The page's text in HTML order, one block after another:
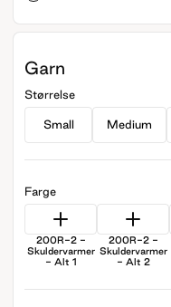
Garn
Størrelse
Small Medium
Farge
200R-2 -
Skuldervarmer
- Alt 1
200R-2 -
Skuldervarmer
- Alt 2